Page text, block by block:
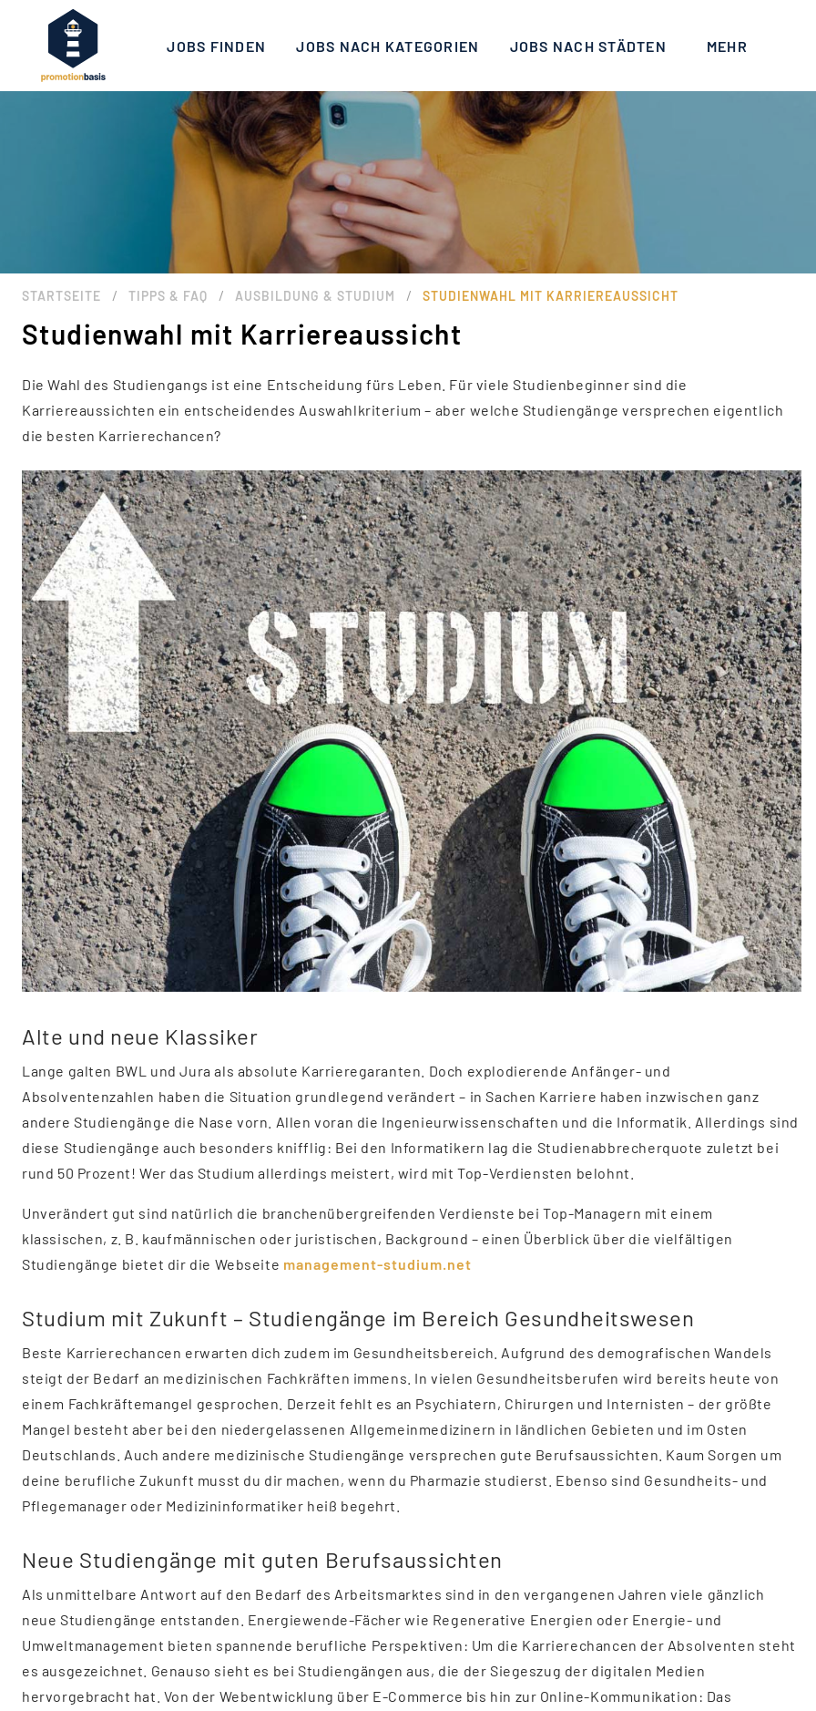
JOBS FINDEN JOBS NACH KATEGORIEN JOBS NACH STÄDTEN MEHR
STARTSEITE / TIPPS & FAQ / AUSBILDUNG & STUDIUM / STUDIENWAHL MIT KARRIEREAUSSICHT
Studienwahl mit Karriereaussicht
Die Wahl des Studiengangs ist eine Entscheidung fürs Leben. Für viele Studienbeginner sind die
Karriereaussichten ein entscheidendes Auswahlkriterium – aber welche Studiengänge versprechen eigentlich
die besten Karrierechancen?
Alte und neue Klassiker
Lange galten BWL und Jura als absolute Karrieregaranten. Doch explodierende Anfänger- und
Absolventenzahlen haben die Situation grundlegend verändert – in Sachen Karriere haben inzwischen ganz
andere Studiengänge die Nase vorn. Allen voran die Ingenieurwissenschaften und die Informatik. Allerdings sind
diese Studiengänge auch besonders knifflig: Bei den Informatikern lag die Studienabbrecherquote zuletzt bei
rund 50 Prozent! Wer das Studium allerdings meistert, wird mit Top-Verdiensten belohnt.
Unverändert gut sind natürlich die branchenübergreifenden Verdienste bei Top-Managern mit einem
klassischen, z. B. kaufmännischen oder juristischen, Background – einen Überblick über die vielfältigen
Studiengänge bietet dir die Webseite management-studium.net
Studium mit Zukunft – Studiengänge im Bereich Gesundheitswesen
Beste Karrierechancen erwarten dich zudem im Gesundheitsbereich. Aufgrund des demografischen Wandels
steigt der Bedarf an medizinischen Fachkräften immens. In vielen Gesundheitsberufen wird bereits heute von
einem Fachkräftemangel gesprochen. Derzeit fehlt es an Psychiatern, Chirurgen und Internisten – der größte
Mangel besteht aber bei den niedergelassenen Allgemeinmedizinern in ländlichen Gebieten und im Osten
Deutschlands. Auch andere medizinische Studiengänge versprechen gute Berufsaussichten. Kaum Sorgen um
deine berufliche Zukunft musst du dir machen, wenn du Pharmazie studierst. Ebenso sind Gesundheits- und
Pflegemanager oder Medizininformatiker heiß begehrt.
Neue Studiengänge mit guten Berufsaussichten
Als unmittelbare Antwort auf den Bedarf des Arbeitsmarktes sind in den vergangenen Jahren viele gänzlich
neue Studiengänge entstanden. Energiewende-Fächer wie Regenerative Energien oder Energie- und
Umweltmanagement bieten spannende berufliche Perspektiven: Um die Karrierechancen der Absolventen steht
es ausgezeichnet. Genauso sieht es bei Studiengängen aus, die der Siegeszug der digitalen Medien
hervorgebracht hat. Von der Webentwicklung über E-Commerce bis hin zur Online-Kommunikation: Das